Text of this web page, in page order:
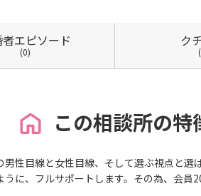
エピソード
(0)
ク
この相談所の特
男性目線と女性目線、そして選ぶ視点と
に、フルサポートします。その為、会員